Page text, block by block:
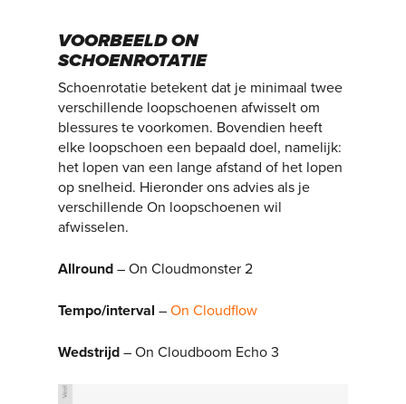
VOORBEELD ON
SCHOENROTATIE
Schoenrotatie betekent dat je minimaal twee
verschillende loopschoenen afwisselt om
blessures te voorkomen. Bovendien heeft
elke loopschoen een bepaald doel, namelijk:
het lopen van een lange afstand of het lopen
op snelheid. Hieronder ons advies als je
verschillende On loopschoenen wil
afwisselen.
Allround – On Cloudmonster 2
Tempo/interval –On Cloudflow
Wedstrijd – On Cloudboom Echo 3